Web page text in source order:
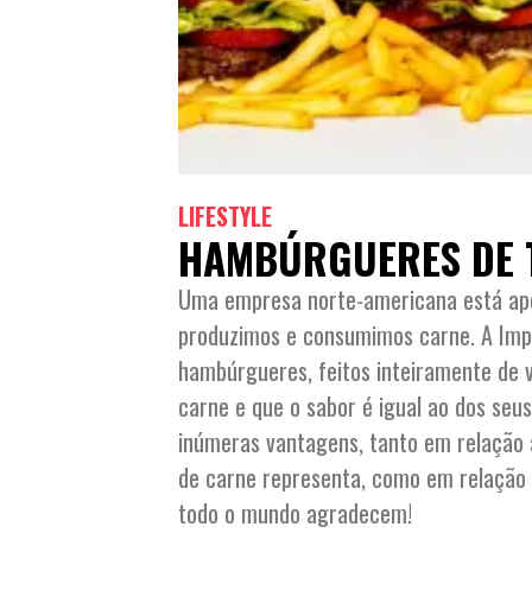
LIFESTYLE
HAMBÚRGUERES
Uma empresa norte-americana está
produzimos e consumimos carne. A
hambúrgueres, feitos inteiramente de
carne e que o sabor é igual ao dos
inúmeras vantagens, tanto em
de carne representa, como em
todo o mundo agradecem!